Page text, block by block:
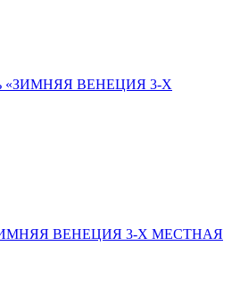
ЗИМНЯЯ ВЕНЕЦИЯ 3-Х МЕСТНАЯ